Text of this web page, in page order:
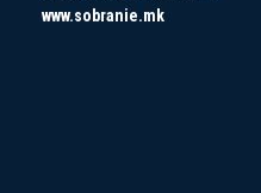
www.sobranie.mk